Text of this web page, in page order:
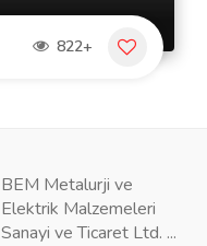
822+
BEM Metalurji ve
Elektrik Malzemeleri
Sanayi ve Ticaret Ltd. ...